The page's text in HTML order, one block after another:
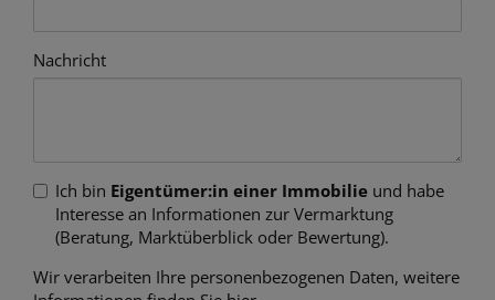
Nachricht
Ich bin Eigentümer:in einer Immobilie und habe
Interesse an Informationen zur Vermarktung
(Beratung, Marktüberblick oder Bewertung).
Wir verarbeiten Ihre personenbezogenen Daten, weitere